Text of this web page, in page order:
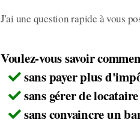
J'ai une question rapide à vous
Voulez-vous savoir
sans payer plus
sans gérer de
sans convaincre un